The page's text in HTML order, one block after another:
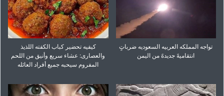
تواجه المملکه العربیه السعودیه ضرباتٍ
انتقامیهً جدیدهً من الیمن
کیفیه تحضیر کباب الکفته اللذیذ
والعصاری: عشاء سریع وأنیق من اللحم
المفروم سیحبه جمیع أفراد العائله